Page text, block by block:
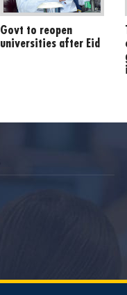
Govt to reopen
universities after Eid